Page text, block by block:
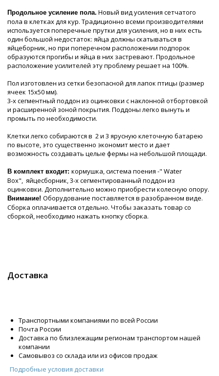
Продольное усиление пола. Новый вид усиления сетчатого
пола в клетках для кур. Традиционно всеми производителями
используется поперечные прутки для усиления, но в них есть
один большой недостаток: яйца должны скатываться в
яйцеборник, но при поперечном расположении подпорок
образуются прогибы и яйца в них застревают. Продольное
расположение усилителей эту проблему решает на 100%.
Пол изготовлен из сетки безопасной для лапок птицы (размер
ячеек 15х50 мм).
3-х сегментный поддон из оцинковки с наклонной отбортовкой
и расширенной зоной покрытия. Поддоны легко вынуть и
промыть по необходимости.
Клетки легко собираются в 2 и 3 ярусную клеточную батарею
по высоте, это существенно экономит место и дает
возможность создавать целые фермы на небольшой площади.
В комплект входит: кормушка, система поения -" Water
Box", яйцесборник, 3-х сегментированный поддон из
оцинковки. Дополнительно можно приобрести колесную опору.
Внимание! Оборудование поставляется в разобранном виде.
Сборка оплачивается отдельно. Чтобы заказать товар со
сборкой, необходимо нажать кнопку сборка.
Доставка
Транспортными компаниями по всей России
Почта России
Доставка по близлежащим регионам транспортом нашей
компании
Самовывоз со склада или из офисов продаж
Подробные условия доставки